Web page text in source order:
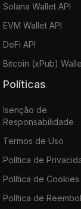
Solana Wallet API
EVM Wallet API
DeFi API
Bitcoin (xPub)
Políticas
Isenção de
Responsabilidade
Termos de Uso
Política de
Política de Cookies
Política de